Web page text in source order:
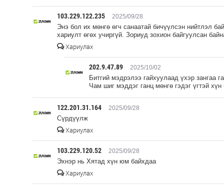
103.229.122.235 2025/09/28
Энэ бол их мөнгө өгч санаатай бичүүлсэн нийтлэл
хариулт өгөх учиргүй. Зориуд зохион байгуулсан
Хариулах
202.9.47.89 2025/10/02
Битгий мэдрэлээ гайхуулаад үхэр зангаа
Чам шиг мэддэг ганц мөнгө гэдэг үгтэй
122.201.31.164 2025/09/28
Сүрдүүлж
Хариулах
103.229.120.52 2025/09/28
Эхнэр нь Хятад хүн юм байхдаа
Хариулах